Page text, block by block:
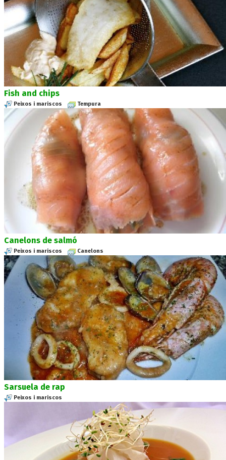
Fish and chips
Peixos i mariscos Tempura
Canelons de salmó
Peixos i mariscos Canelons
Sarsuela de rap
Peixos i mariscos